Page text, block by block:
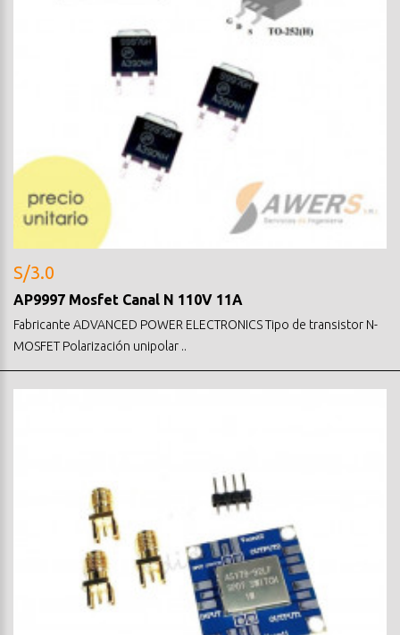
S/3.0
AP9997 Mosfet Canal N 110V 11A
Fabricante ADVANCED POWER ELECTRONICS Tipo de transistor N-
MOSFET Polarización unipolar ..